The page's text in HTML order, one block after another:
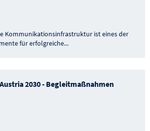
Kommunikationsinfrastruktur ist eines der
für erfolgreiche...
2030 - Begleitmaßnahmen